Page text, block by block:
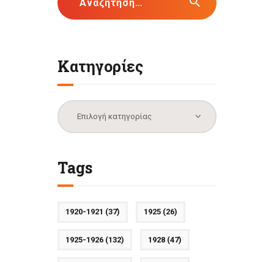
για:
Κατηγορίες
Κατηγορίες
Tags
1920-1921 (37) 1925(26)
1925-1926(132) 1928(47)